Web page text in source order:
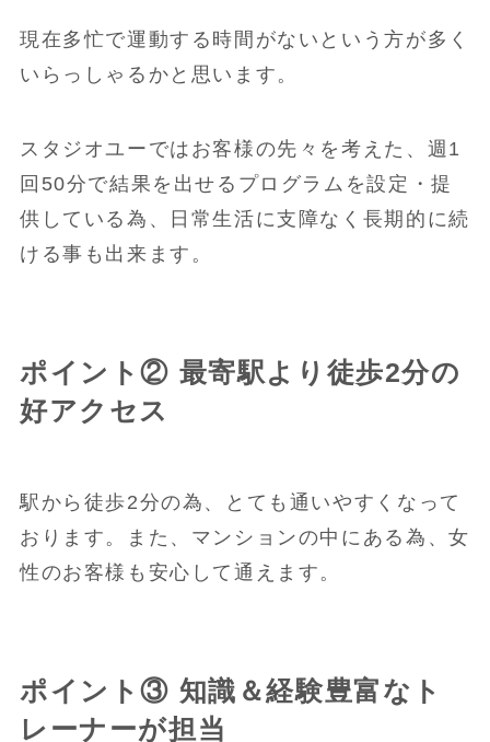
現在多忙で運動する時間がないという方が多く
いらっしゃるかと思います。
スタジオユーではお客様の先々を考えた、週1
回50分で結果を出せるプログラムを設定・提
供している為、日常生活に支障なく長期的に続
ける事も出来ます。
ポイント② 最寄駅より徒歩2分の
好アクセス
駅から徒歩2分の為、とても通いやすくなって
おります。また、マンションの中にある為、女
性のお客様も安心して通えます。
ポイント③ 知識＆経験豊富なト
レーナーが担当